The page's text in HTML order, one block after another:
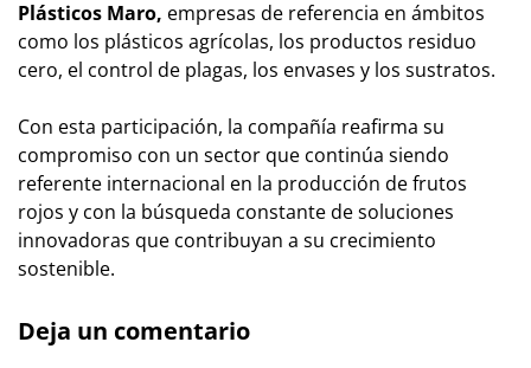
Plásticos Maro, empresas de referencia en ámbitos
como los plásticos agrícolas, los productos residuo
cero, el control de plagas, los envases y los sustratos.
Con esta participación, la compañía reafirma su
compromiso con un sector que continúa siendo
referente internacional en la producción de frutos
rojos y con la búsqueda constante de soluciones
innovadoras que contribuyan a su crecimiento
sostenible.
Deja un comentario